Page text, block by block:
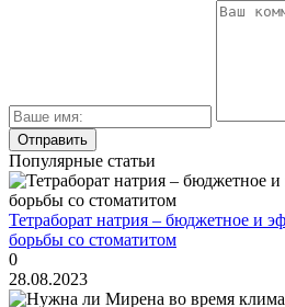
Популярные статьи
Тетраборат натрия – бюджетное и
борьбы со стоматитом
0
28.08.2023